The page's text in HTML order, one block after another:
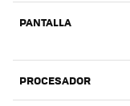
PANTALLA
PROCESADOR